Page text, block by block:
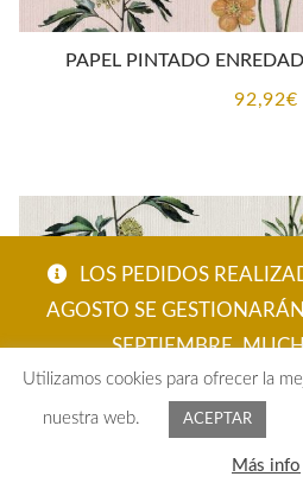
LOS PEDIDOS
AGOSTO SE
SEPTIEMBRE.
PAPEL PINTADO
92,92€
Utilizamos cookies para ofrecer la
nuestra web. ACEPTAR
Más info